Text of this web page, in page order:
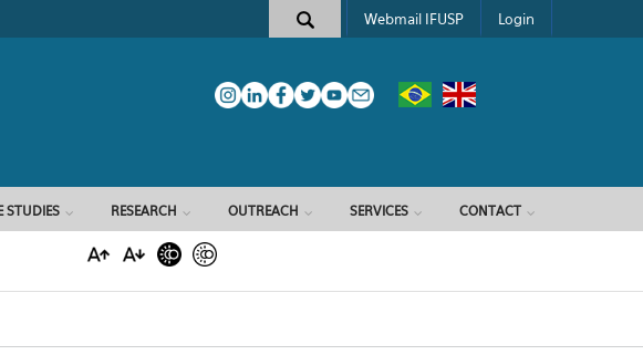
Search form
Webmail IFUSP Login
STUDIES RESEARCH OUTREACH SERVICES CONTACT